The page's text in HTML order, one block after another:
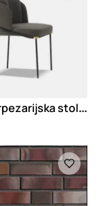
F
il Noir trpezarijska stolica